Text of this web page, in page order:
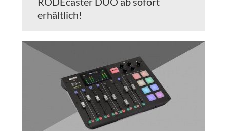
erhältlich!